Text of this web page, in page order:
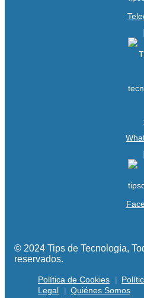
© 2024 Tips de Tecnología,
reservados.
Política de Cookies
Legal
Quiénes Somos